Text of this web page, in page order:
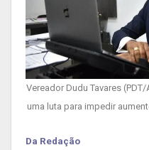
Vereador Dudu Tavares
uma luta para impedir
Da Redação